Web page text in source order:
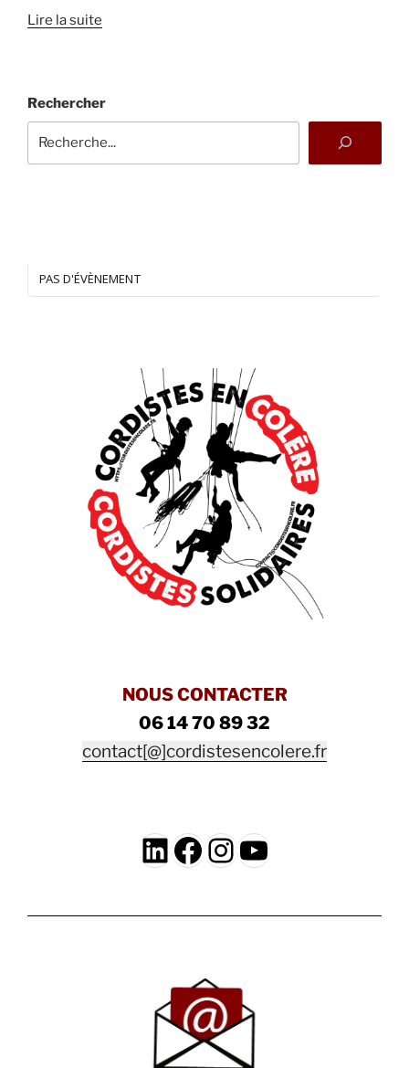
Lire la suite
Rechercher
PAS D'ÉVÈNEMENT
NOUS CONTACTER
06 14 70 89 32
contact[@]cordistesencolere.fr
LinkedIn
Facebook
Instagram
YouTube